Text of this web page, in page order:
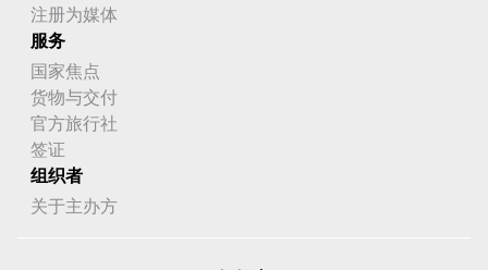
注册为媒体
服务
国家焦点
货物与交付
官方旅行社
签证
组织者
关于主办方